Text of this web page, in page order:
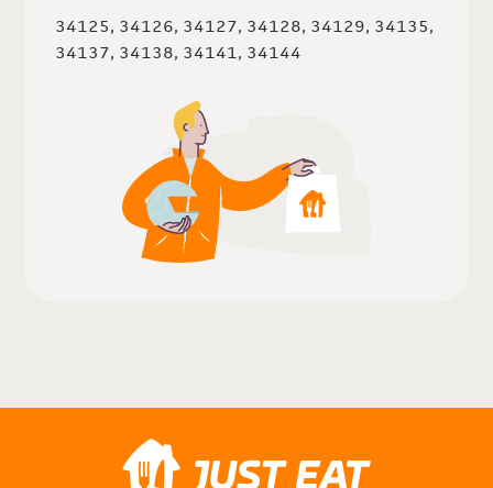
34125, 34126, 34127, 34128, 34129, 34135,
34137, 34138, 34141, 34144